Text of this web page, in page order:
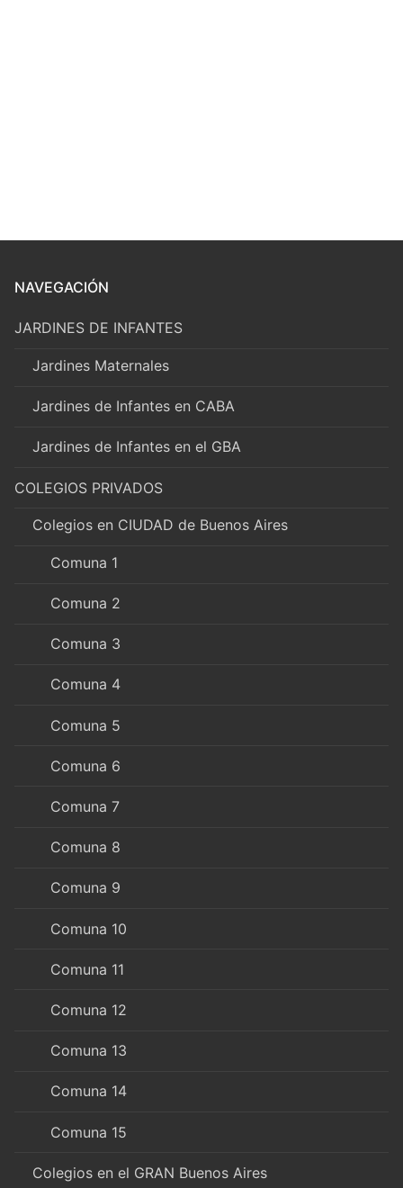
NAVEGACIÓN
JARDINES DE INFANTES
Jardines Maternales
Jardines de Infantes en CABA
Jardines de Infantes en el GBA
COLEGIOS PRIVADOS
Colegios en CIUDAD de Buenos Aires
Comuna 1
Comuna 2
Comuna 3
Comuna 4
Comuna 5
Comuna 6
Comuna 7
Comuna 8
Comuna 9
Comuna 10
Comuna 11
Comuna 12
Comuna 13
Comuna 14
Comuna 15
Colegios en el GRAN Buenos Aires